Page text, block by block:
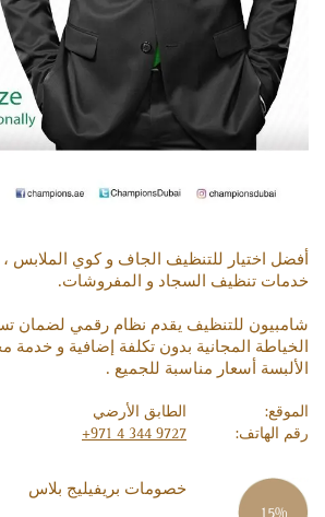
أفضل اختيار للتنظيف الجاف و كوي الملابس
خدمات تنظيف السجاد و المفروشات.
شامبيون للتنظيف يقدم نظام رقمي لضمان
الخياطة المجانية بدون تكلفة إضافية و خدمة
الألبسة أسعار مناسبة للجميع .
الموقع:
الطابق الأرضي
رقم الهاتف:
+971 4 344 9727
15%
خصومات بريفيليج بلاس